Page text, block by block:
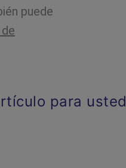
puede
para usted